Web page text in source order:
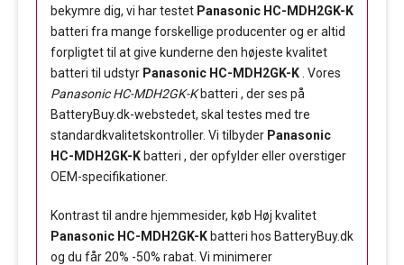
bekymre dig, vi har testet Panasonic HC-MDH2GK-K
batteri fra mange forskellige producenter og er altid
forpligtet til at give kunderne den højeste kvalitet
batteri til udstyr Panasonic HC-MDH2GK-K . Vores
Panasonic HC-MDH2GK-Kbatteri , der ses på
BatteryBuy.dk-webstedet, skal testes med tre
standardkvalitetskontroller. Vi tilbyder Panasonic
HC-MDH2GK-K batteri , der opfylder eller overstiger
OEM-specifikationer.
Kontrast til andre hjemmesider, køb Høj kvalitet
Panasonic HC-MDH2GK-K batteri hos BatteryBuy.dk
og du får 20% -50% rabat. Vi minimerer